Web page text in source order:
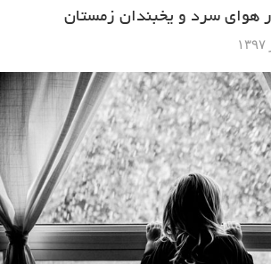
هوای سرد و یخبندان زمستان